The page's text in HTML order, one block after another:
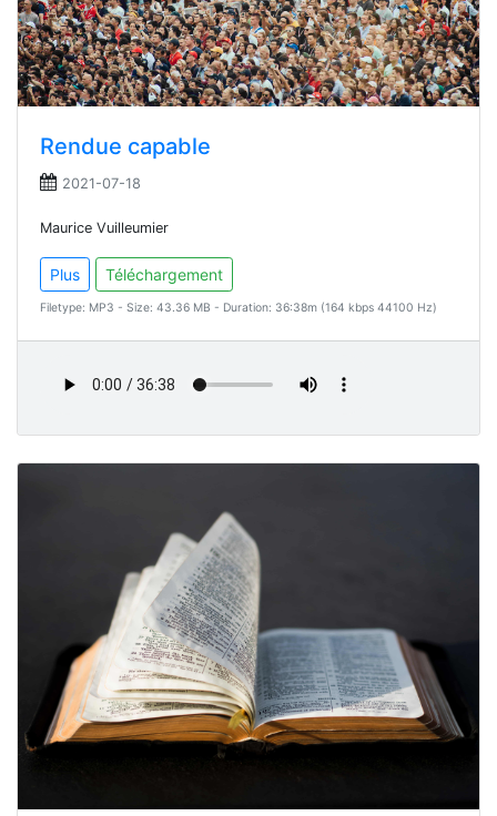
Rendue capable
2021-07-18
Maurice Vuilleumier
Plus Téléchargement
Filetype: MP3 - Size: 43.36 MB - Duration: 36:38m (164 kbps 44100 Hz)